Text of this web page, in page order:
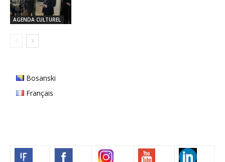
AGENDA CULTUREL
Bosanski
Français